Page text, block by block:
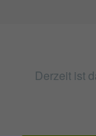
Derzeit ist